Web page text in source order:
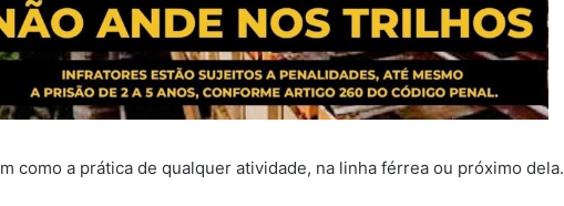
como a prática de qualquer atividade, na linha férrea ou próximo dela.